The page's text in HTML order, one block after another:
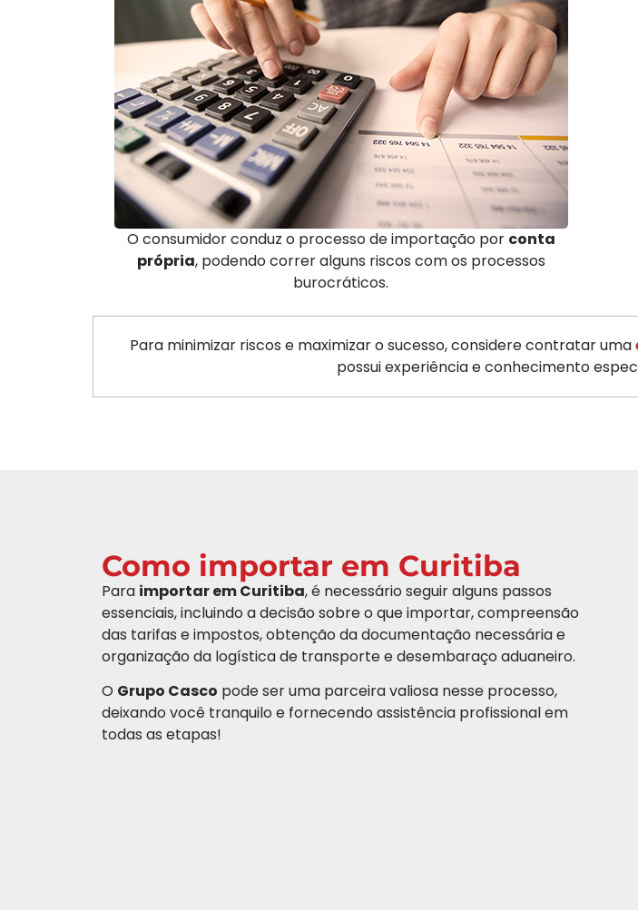
O consumidor conduz o processo de importação por conta
própria, podendo correr alguns riscos com os processos
burocráticos.
Para minimizar riscos e maximizar o sucesso, considere contratar uma
possui experiência e conhecimento
Como importar em Curitiba
Para importar em Curitiba, é necessário seguir alguns passos
essenciais, incluindo a decisão sobre o que importar, compreensão
das tarifas e impostos, obtenção da documentação necessária e
organização da logística de transporte e desembaraço aduaneiro.
O Grupo Casco pode ser uma parceira valiosa nesse processo,
deixando você tranquilo e fornecendo assistência profissional em
todas as etapas!